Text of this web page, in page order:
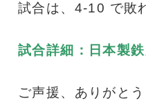
試合は、4-10 で敗
試合詳細：日本製
ご声援、ありがと